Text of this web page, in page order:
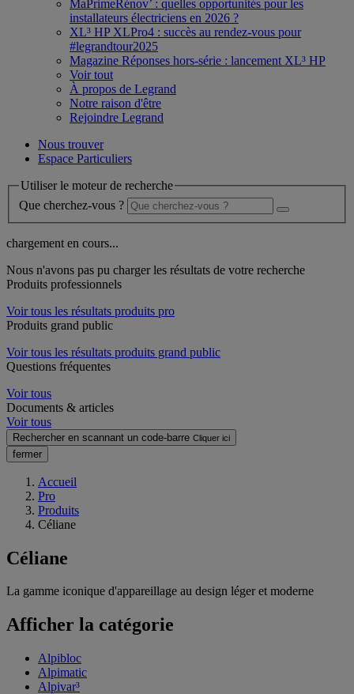
MaPrimeRénov’ : quelles opportunités pour les
installateurs électriciens en 2026 ?
XL³ HP XLPro4 : succès au rendez-vous pour
#legrandtour2025
Magazine Réponses hors-série : lancement XL³ HP
Voir tout
À propos de Legrand
Notre raison d'être
Rejoindre Legrand
Nous trouver
Espace Particuliers
Utiliser le moteur de recherche
Que cherchez-vous ?
chargement en cours...
Nous n'avons pas pu charger les résultats de votre recherche
Produits professionnels
Voir tous les résultats produits pro
Produits grand public
Voir tous les résultats produits grand public
Questions fréquentes
Voir tous
Documents & articles
Voir tous
Rechercher en scannant un code-barre Cliquer ici
fermer
Accueil
Pro
Produits
Céliane
Céliane
La gamme iconique d'appareillage au design léger et moderne
Afficher la catégorie
Alpibloc
Alpimatic
Alpivar³